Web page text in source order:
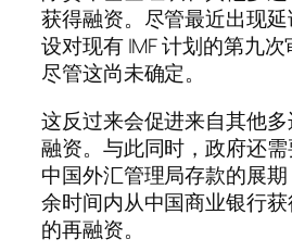
获得融资。尽管最近出现
设对现有 IMF 计划的第九次
尽管这尚未确定。
这反过来会促进来自其他
融资。与此同时，政府还
中国外汇管理局存款的展
余时间内从中国商业银行
的再融资。